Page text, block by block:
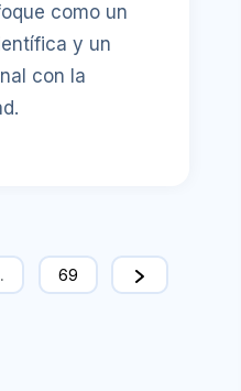
como un
y un
con la
69